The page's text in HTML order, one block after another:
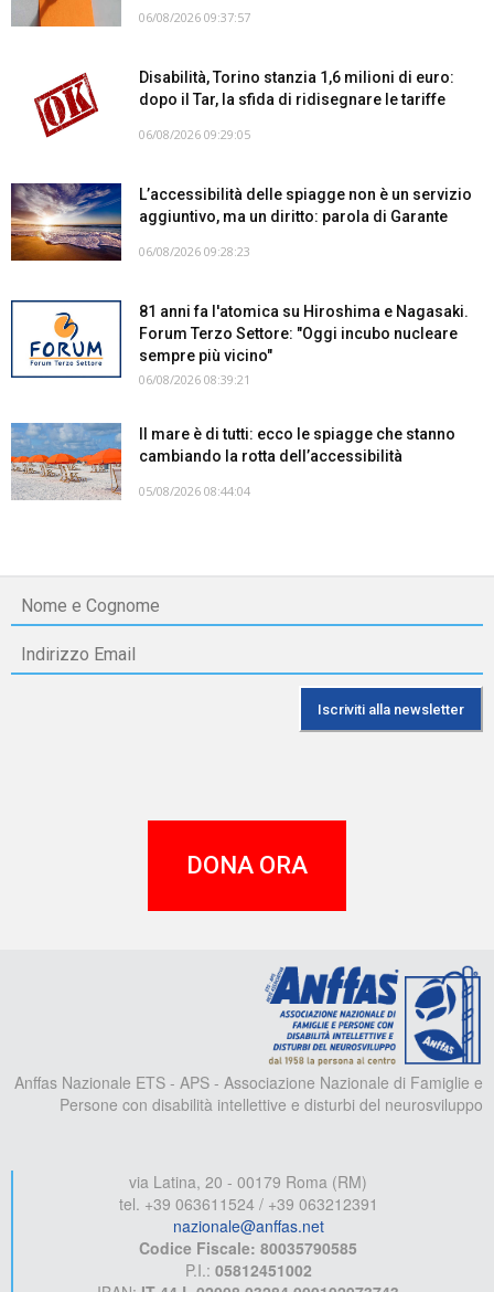
06/08/2026 09:37:57
Disabilità, Torino stanzia 1,6 milioni di euro:
dopo il Tar, la sfida di ridisegnare le tariffe
06/08/2026 09:29:05
L’accessibilità delle spiagge non è un servizio
aggiuntivo, ma un diritto: parola di Garante
06/08/2026 09:28:23
81 anni fa l'atomica su Hiroshima e Nagasaki.
Forum Terzo Settore: "Oggi incubo nucleare
sempre più vicino"
06/08/2026 08:39:21
Il mare è di tutti: ecco le spiagge che stanno
cambiando la rotta dell’accessibilità
05/08/2026 08:44:04
DONA ORA
Anffas Nazionale ETS - APS - Associazione Nazionale di Famiglie e
Persone con disabilità intellettive e disturbi del neurosviluppo
via Latina, 20 - 00179 Roma (RM)
tel. +39 063611524 / +39 063212391
nazionale@anffas.net
Codice Fiscale: 80035790585
P.I.: 05812451002